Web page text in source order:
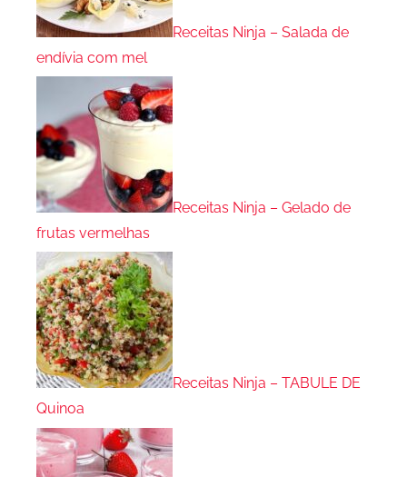
Receitas Ninja – Salada de
endívia com mel
Receitas Ninja – Gelado de
frutas vermelhas
Receitas Ninja – TABULE DE
Quinoa